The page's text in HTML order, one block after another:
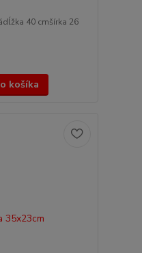
40 cmšírka 26
košíka